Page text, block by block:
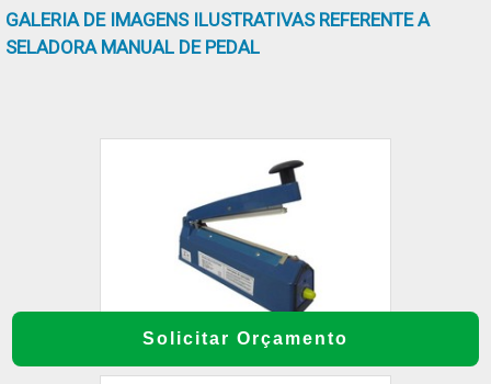
GALERIA DE IMAGENS ILUSTRATIVAS REFERENTE A
SELADORA MANUAL DE PEDAL
Solicitar Orçamento